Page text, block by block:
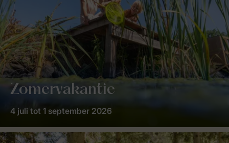
Zomervakantie
4 juli tot 1 september 2026